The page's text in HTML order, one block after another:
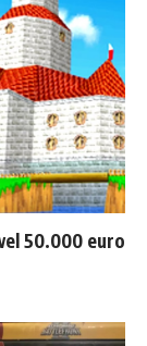
50.000 euro